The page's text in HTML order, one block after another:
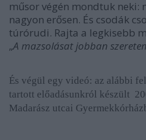
műsor végén mondtuk neki:
nagyon erősen. És csodák
túrórudi. Rajta a legkisebb
„A mazsolásat jobban
És végül egy videó: az alábbi
tartott előadásunkról készült
Madarász utcai